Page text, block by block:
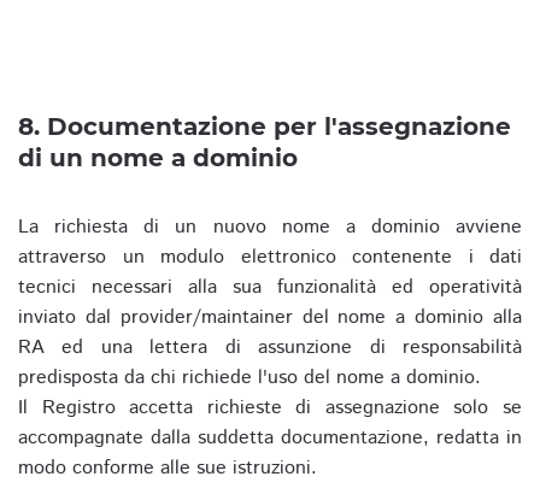
8. Documentazione per l'assegnazione
di un nome a dominio
La richiesta di un nuovo nome a dominio avviene
attraverso un modulo elettronico contenente i dati
tecnici necessari alla sua funzionalità ed operatività
inviato dal provider/maintainer del nome a dominio alla
RA ed una lettera di assunzione di responsabilità
predisposta da chi richiede l'uso del nome a dominio.
Il Registro accetta richieste di assegnazione solo se
accompagnate dalla suddetta documentazione, redatta in
modo conforme alle sue istruzioni.